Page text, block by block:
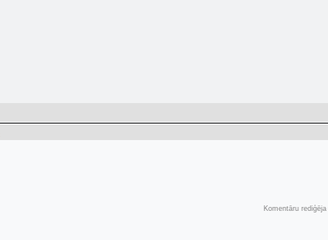
Komentāru rediģēja